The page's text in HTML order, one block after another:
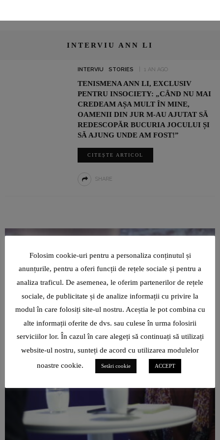
INTERVIU ANN LI
INTERVIU STORIES 1 AN AGO
TENISMENA ANN LI, EXCLUSIV
PENTRU INSOCIETY: „CÂND NU MAI
CREDEAM AȘA MULT ÎN MINE,
OAMENII DIN JUR M-AU AJUTAT SĂ
REDESCOPĂR BUCURIA JOCULUI ȘI
SĂ AJUNG UNDE AM FOST!”
CITEȘTE ARTICOL
SHARE
Folosim cookie-uri pentru a personaliza conținutul și
anunțurile, pentru a oferi funcții de rețele sociale și pentru a
analiza traficul. De asemenea, le oferim partenerilor de rețele
sociale, de publicitate și de analize informații cu privire la
modul în care folosiți site-ul nostru. Aceștia le pot combina cu
alte informații oferite de dvs. sau culese în urma folosirii
serviciilor lor. În cazul în care alegeți să continuați să utilizați
website-ul nostru, sunteți de acord cu utilizarea modulelor
noastre cookie.
Setări cookie ACCEPT